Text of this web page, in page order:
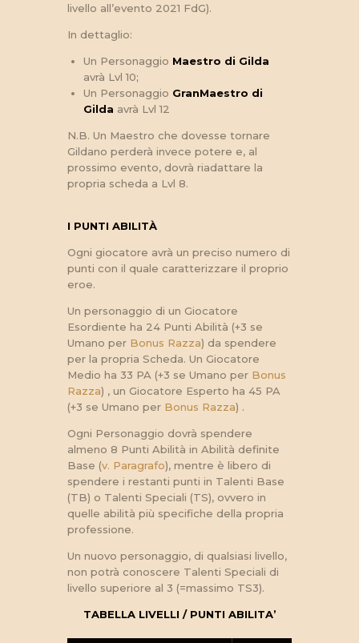
livello all’evento 2021 FdG).
In dettaglio:
Un Personaggio Maestro di Gilda
avrà Lvl 10;
Un Personaggio GranMaestro di
Gilda avrà Lvl 12
N.B. Un Maestro che dovesse tornare
Gildano perderà invece potere e, al
prossimo evento, dovrà riadattare la
propria scheda a Lvl 8.
I PUNTI ABILITÀ
Ogni giocatore avrà un preciso numero di
punti con il quale caratterizzare il proprio
eroe.
Un personaggio di un Giocatore
Esordiente ha 24 Punti Abilità (+3 se
Umano per Bonus Razza) da spendere
per la propria Scheda. Un Giocatore
Medio ha 33 PA (+3 se Umano per Bonus
Razza) , un Giocatore Esperto ha 45 PA
(+3 se Umano per Bonus Razza) .
Ogni Personaggio dovrà spendere
almeno 8 Punti Abilità in Abilità definite
Base (v. Paragrafo), mentre è libero di
spendere i restanti punti in Talenti Base
(TB) o Talenti Speciali (TS), ovvero in
quelle abilità più specifiche della propria
professione.
Un nuovo personaggio, di qualsiasi livello,
non potrà conoscere Talenti Speciali di
livello superiore al 3 (=massimo TS3).
TABELLA LIVELLI / PUNTI ABILITA’